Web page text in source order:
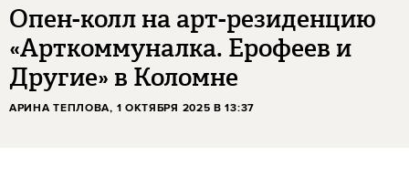
Опен-колл на арт-резиденцию
«Арткоммуналка. Ерофеев и
Другие» в Коломне
АРИНА ТЕПЛОВА, 1 ОКТЯБРЯ 2025 В 13:37